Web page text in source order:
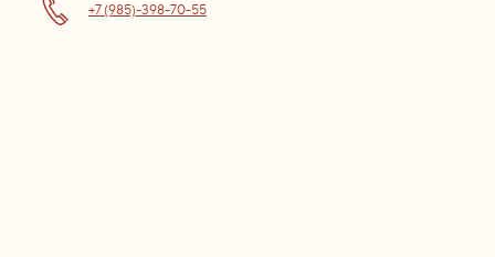
+7 (985)-398-70-55